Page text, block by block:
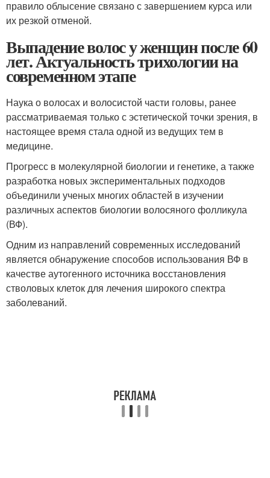
правило облысение связано с завершением курса или
их резкой отменой.
Выпадение волос у женщин после 60
лет. Актуальность трихологии на
современном этапе
Наука о волосах и волосистой части головы, ранее
рассматриваемая только с эстетической точки зрения, в
настоящее время стала одной из ведущих тем в
медицине.
Прогресс в молекулярной биологии и генетике, а также
разработка новых экспериментальных подходов
объединили ученых многих областей в изучении
различных аспектов биологии волосяного фолликула
(ВФ).
Одним из направлений современных исследований
является обнаружение способов использования ВФ в
качестве аутогенного источника восстановления
стволовых клеток для лечения широкого спектра
заболеваний.